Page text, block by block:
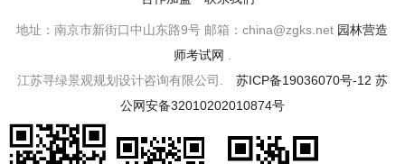
地址：南京市新街口中山东路9号 邮箱：china@zgks.net 园林营造
师考试网
江苏寻绿景观规划设计咨询有限公司. 苏ICP备19036070号-12 苏
公网安备32010202010874号